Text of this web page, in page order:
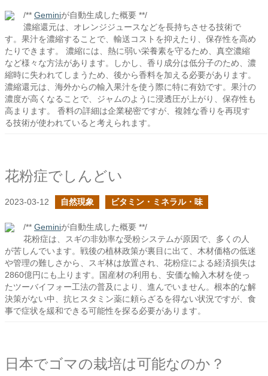
/** Geminiが自動生成した概要 **/
濃縮還元は、オレンジジュースなどを長持ちさせる技術で
す。果汁を濃縮することで、輸送コストを抑えたり、保存性を高め
たりできます。 濃縮には、熱に弱い栄養素を守るため、真空濃縮
など様々な方法があります。しかし、香り成分は低分子のため、濃
縮時に失われてしまうため、後から香料を加える必要があります。
濃縮還元は、海外からの輸入果汁を使う際に特に有効です。果汁の
濃度が高くなることで、ジャムのように浸透圧が上がり、保存性も
高まります。 香料の詳細は企業秘密ですが、複雑な香りを再現す
る技術が使われていると考えられます。
花粉症でしんどい
2023-03-12 自然現象 ビタミン・ミネラル・味
/** Geminiが自動生成した概要 **/
花粉症は、スギの非効率な受粉システムが原因で、多くの人
が苦しんでいます。戦後の植林政策が裏目に出て、木材価格の低迷
や管理の難しさから、スギ林は放置され、花粉症による経済損失は
2860億円にも上ります。国産材の利用も、安価な輸入木材を使っ
たツーバイフォー工法の普及により、進んでいません。根本的な解
決策がない中、抗ヒスタミン薬に頼らざるを得ない状況ですが、食
事で症状を緩和できる可能性を探る必要があります。
日本でゴマの栽培は可能なのか？